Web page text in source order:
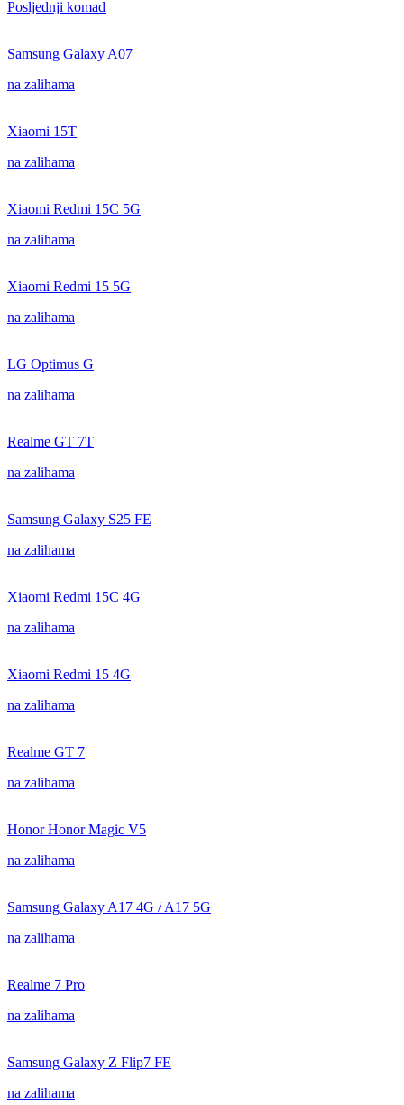
Posljednji komad
Samsung Galaxy A07
na zalihama
Xiaomi 15T
na zalihama
Xiaomi Redmi 15C 5G
na zalihama
Xiaomi Redmi 15 5G
na zalihama
LG Optimus G
na zalihama
Realme GT 7T
na zalihama
Samsung Galaxy S25 FE
na zalihama
Xiaomi Redmi 15C 4G
na zalihama
Xiaomi Redmi 15 4G
na zalihama
Realme GT 7
na zalihama
Honor Honor Magic V5
na zalihama
Samsung Galaxy A17 4G / A17 5G
na zalihama
Realme 7 Pro
na zalihama
Samsung Galaxy Z Flip7 FE
na zalihama